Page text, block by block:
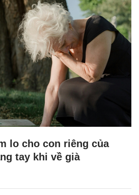
lo cho con riêng của
tay khi về già